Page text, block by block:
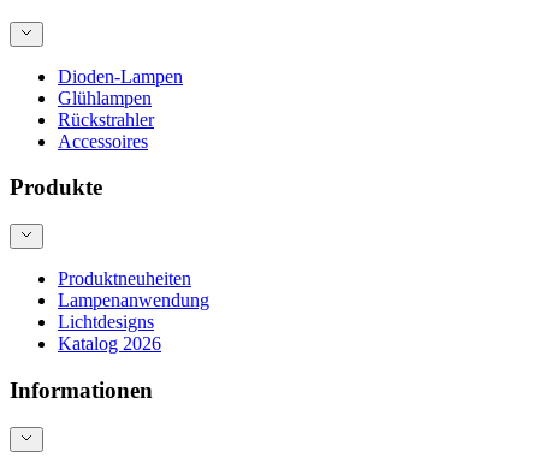
Dioden-Lampen
Glühlampen
Rückstrahler
Accessoires
Produkte
Produktneuheiten
Lampenanwendung
Lichtdesigns
Katalog 2026
Informationen